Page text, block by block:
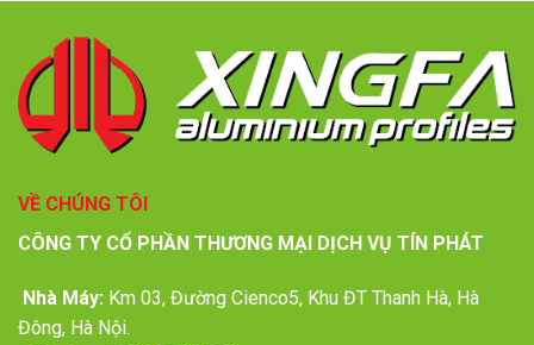
VỀ CHÚNG TÔI
CÔNG TY CỔ PHẦN THƯƠNG MẠI DỊCH VỤ TÍN PHÁT
Nhà Máy: Km 03, Đường Cienco5, Khu ĐT Thanh Hà, Hà
Đông, Hà Nội.